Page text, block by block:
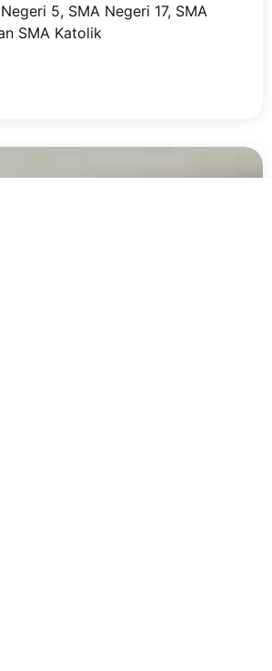
5, SMA Negeri 17, SMA
SMA Katolik